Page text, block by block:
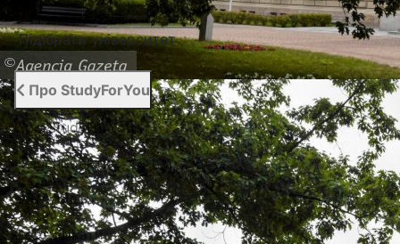
Підібрати університет
Про StudyForYou
Про StudyForYou
Наші проекти
Фото/Відео
Сертифікати